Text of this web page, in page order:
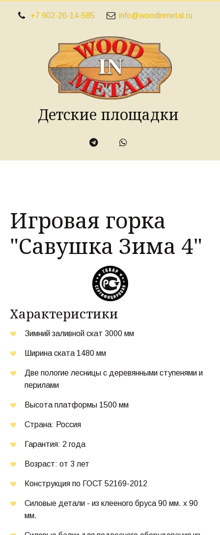
+7 902-26-14-585 info@woodinmetal.ru
Детские площадки
Игровая горка
"Савушка Зима 4"
Характеристики
Зимний заливной скат 3000 мм
Ширина ската 1480 мм
Две пологие лесницы с деревянными ступенями и
перилами
Высота платформы 1500 мм
Страна: Россия
Гарантия: 2 года
Возраст: от 3 лет
Конструкция по ГОСТ 52169-2012
Силовые детали - из клееного бруса 90 мм. х 90
мм.